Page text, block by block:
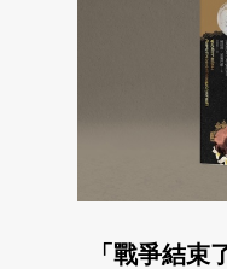
「戰爭結束